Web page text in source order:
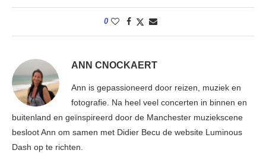
0
ANN CNOCKAERT
Ann is gepassioneerd door reizen, muziek en
fotografie. Na heel veel concerten in binnen en
buitenland en geïnspireerd door de Manchester muziekscene
besloot Ann om samen met Didier Becu de website Luminous
Dash op te richten.